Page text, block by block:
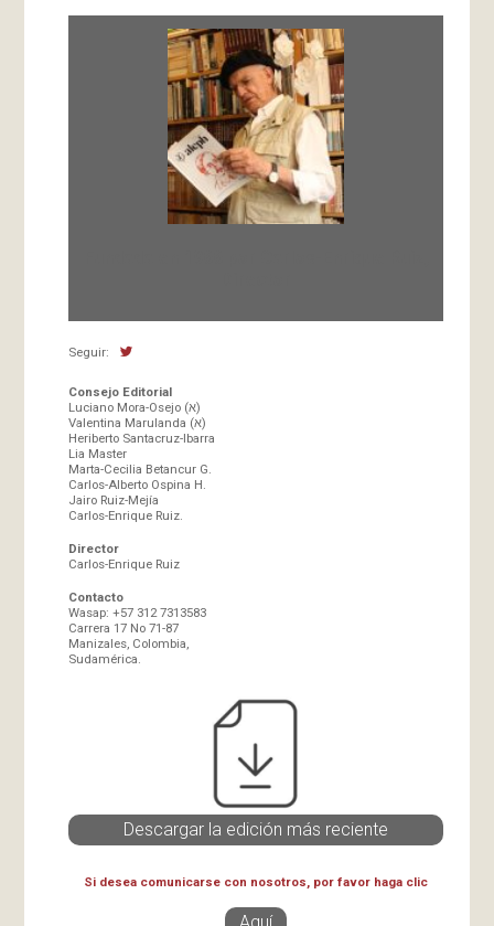
Seguir:
Consejo Editorial
Luciano Mora-Osejo (א)
Valentina Marulanda (א)
Heriberto Santacruz-Ibarra
Lia Master
Marta-Cecilia Betancur G.
Carlos-Alberto Ospina H.
Jairo Ruiz-Mejía
Carlos-Enrique Ruiz.
Director
Carlos-Enrique Ruiz
Contacto
Wasap: +57 312 7313583
Carrera 17 No 71-87
Manizales, Colombia,
Sudamérica.
Descargar la edición más reciente
Si desea comunicarse con nosotros, por favor haga clic